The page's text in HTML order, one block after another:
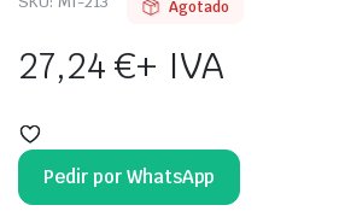
Agotado
27,24€+ IVA
Pedir por WhatsApp